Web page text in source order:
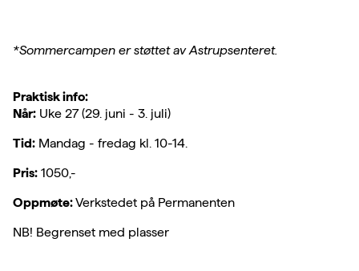
*Sommercampen er støttet av Astrupsenteret.
Praktisk info:
Når: Uke 27 (29. juni - 3. juli)
Tid: Mandag - fredag kl. 10-14.
Pris: 1050,-
Oppmøte:Verkstedet på Permanenten
NB! Begrenset med plasser